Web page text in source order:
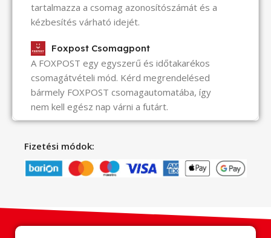
tartalmazza a csomag azonosítószámát és a
kézbesítés várható idejét.
Foxpost Csomagpont
A FOXPOST egy egyszerű és időtakarékos
csomagátvételi mód. Kérd megrendelésed
bármely FOXPOST csomagautomatába, így
nem kell egész nap várni a futárt.
Fizetési módok: